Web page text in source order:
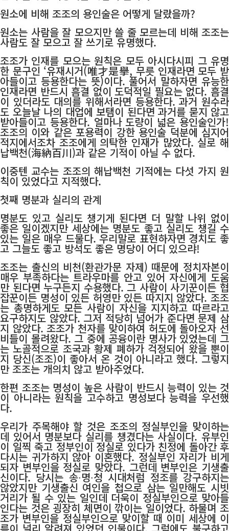
원소에 비해 조조의 용인술은 어떻게 달랐을까?
원소는 사람을 잘 모으지만 쓸 줄 모르는데 비해 조조는
사람도 잘 모으고 잘 쓰기로 유명했다.
조조가 인재를 모으는 원칙은 모두 아시다시피 그 유명
한 문구인 ‘유재시거(唯才是擧, 무릇 인재라면 모두 받
아들이고 등용한다는 뜻)이다. 풀어서 말하자면 유능한
인재라면 반드시 흠결 없이 도덕적일 필요는 없다. 흠결
이 있더라도 대의를 위해서라면 등용한다. 과거 원수라
도 오늘날 나의 대업에 보탬이 된다면 과거를 묻지 않고
받아들이고 등용한다. 얼마나 도량이 넓은 용인술인가!
조조의 이와 같은 포용력이 강한 용인술 덕분에 심지어
적지에서조차 조조에게 의탁한 인재가 많았다. 실로 해
납백천(海納百川)과 같은 기적이 아닐 수 없다.
이중텐 교수는 조조의 해납백천 기적에는 다섯 가지 원
칙이 있었다고 지적했다.
첫째 명분과 실리의 관계
명분도 있고 실리도 챙기게 된다면 더 말할 나위 없이
좋은 일이겠지만 세상에는 명분도 좋고 실리도 챙길 수
있는 일은 매우 드물다. 우리말로 표현하자면 경치도 좋
고 그늘도 좋고 방석도 좋은 명당이 어디 있으랴!
조조는 출신의 비천(환관가문 자제) 때문에 정치자본이
매우 부족하다는 트라우마를 안고 있어 자신에게 도움
만 된다면 누구든지 수용했다. 그 사람이 사기꾼이든 협
잡꾼이든 명성이 있든 허영만 있든 따지지 않았다. 조조
는 총명하게도 모든 사람이 자신을 지지하고 따르라고
요구하지도 않았다. 그저 적당히 넘어가 준다면 문제 삼
지 않았다. 조조가 천자를 맞이하여 허도에 돌아오자 선
비들이 몰려왔다. 그 중에 공융이란 명사가 있었는데 그
는 노골적으로 조국과 황제 폐하가 걱정되어 왔을 뿐이
지 당신(조조)이 좋아서 온 것이 아니라고 했다. 그렇지
만 조조는 개의치 않고 받아주었다.
한편 조조는 명성이 높은 사람이 반드시 능력이 있는 것
이 아니라는 원칙을 고수하고 명성보다 능력을 우선했
다.
우리가 주목해야 할 것은 조조의 정실부인을 맞이하는
데 있어서 명분보다 실리를 챙겼다는 사실이다. 유부인
이 일찍 죽고 정부인이 정실로 있다가 친정에 돌아간 후
다시는 귀가하지 않아 이혼했다. 정실부인 자리가 비게
되자 변부인을 정실로 맞았다. 그런데 변부인은 기생출
신이다. 당시는 송∙명∙청 시대처럼 정조를 강구하지는
않았지만 기생출신 여인을 첩으로 삼는 일만해도 시빗
거리가 될 수 있는 일인데 더욱이 정실부인으로 맞아들
인다는 것은 굉장히 체면이 깎이는 일이었다. 하물며 조
조가 변부인을 정실부인으로 맞이할 때 이미 세상에 이